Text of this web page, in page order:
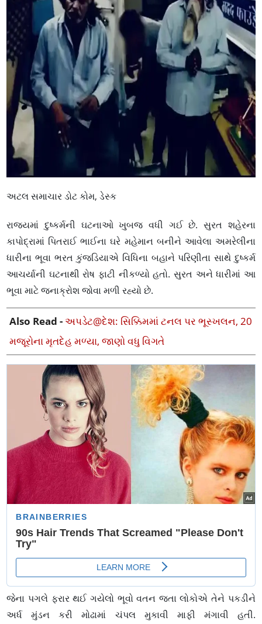
અટલ સમાચાર ડોટ કોમ, ડેસ્ક
રાજ્યમાં દુષ્કર્મની ઘટનાઓ ખુબજ વધી ગઈ છે. સુરત શહેરના
કાપોદ્રામાં પિતરાઈ ભાઈના ઘરે મહેમાન બનીને આવેલા અમરેલીના
ધારીના ભૂવા ભરત કુંજડિયાએ વિધિના બહાને પરિણીતા સાથે દુષ્કર્મ
આચર્યાની ઘટનાથી રોષ ફાટી નીકળ્યો હતો. સુરત અને ધારીમાં આ
ભૂવા માટે જનાક્રોશ જોવા મળી રહ્યો છે.
Also Read -અપડેટ@દેશ: સિક્કિમમાં ટનલ પર ભૂસ્ખલન, 20
મજૂરોના મૃતદેહ મળ્યા, જાણો વધુ વિગતે
જેના પગલે ફરાર થઈ ગયેલો ભૂવો વતન જતા લોકોએ તેને પકડીને
અર્ધ મુંડન કરી મોઢામાં ચંપલ મુકાવી માફી મંગાવી હતી.